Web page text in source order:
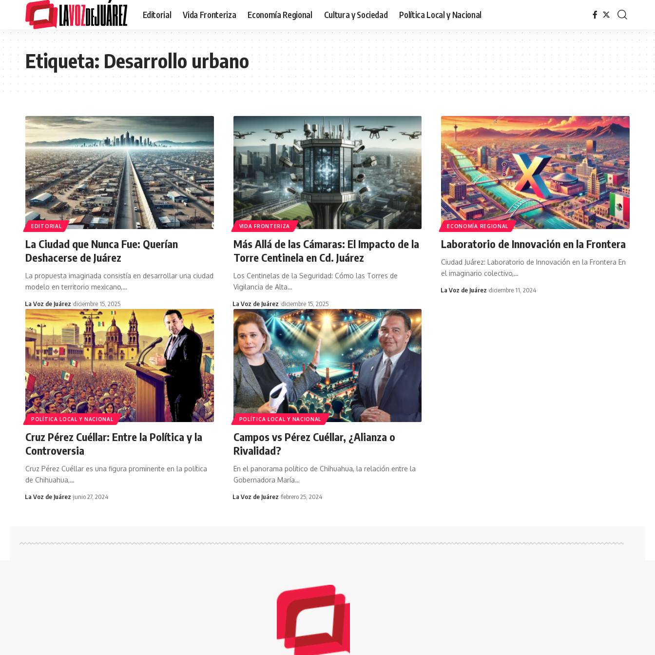
Editorial Vida Fronteriza Economía Regional Cultura y Sociedad Política Local y Nacional
Etiqueta: Desarrollo urbano
EDITORIAL
La Ciudad que Nunca Fue: Querían
Deshacerse de Juárez
La propuesta imaginada consistía en desarrollar una ciudad
modelo en territorio mexicano,…
La Voz de Juárez diciembre 15, 2025
VIDA FRONTERIZA
Más Allá de las Cámaras: El Impacto de la
Torre Centinela en Cd. Juárez
Los Centinelas de la Seguridad: Cómo las Torres de
Vigilancia de Alta…
La Voz de Juárez diciembre 15, 2025
ECONOMÍA REGIONAL
Laboratorio de Innovación en la Frontera
Ciudad Juárez: Laboratorio de Innovación en la Frontera En
el imaginario colectivo,…
La Voz de Juárez diciembre 11, 2024
POLÍTICA LOCAL Y NACIONAL
Cruz Pérez Cuéllar: Entre la Política y la
Controversia
Cruz Pérez Cuéllar es una figura prominente en la política
de Chihuahua,…
La Voz de Juárez junio 27, 2024
POLÍTICA LOCAL Y NACIONAL
Campos vs Pérez Cuéllar, ¿Alianza o
Rivalidad?
En el panorama político de Chihuahua, la relación entre la
Gobernadora María…
La Voz de Juárez febrero 25, 2024